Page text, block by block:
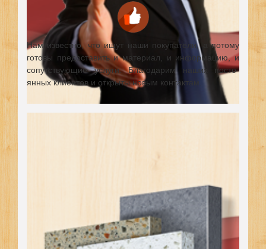
Нам известно, что ищут наши покупатели, а потому
готовы предоставить и материал, и информацию, и
сопутствующие услуги. Благодарим наших посто-
янных клиентов и открыты новым контактам.